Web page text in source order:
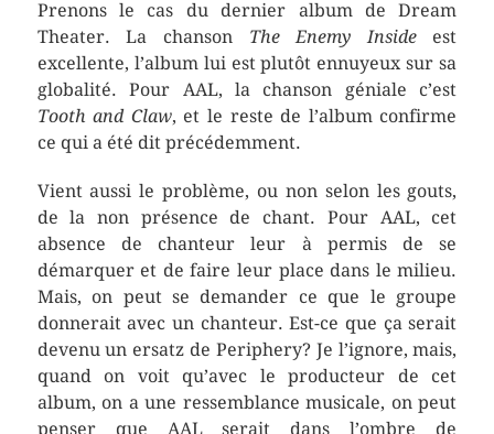
Prenons le cas du dernier album de Dream
Theater. La chanson The Enemy Insideest
excellente, l’album lui est plutôt ennuyeux sur sa
globalité. Pour AAL, la chanson géniale c’est
Tooth and Claw, et le reste de l’album confirme
ce qui a été dit précédemment.
Vient aussi le problème, ou non selon les gouts,
de la non présence de chant. Pour AAL, cet
absence de chanteur leur à permis de se
démarquer et de faire leur place dans le milieu.
Mais, on peut se demander ce que le groupe
donnerait avec un chanteur. Est-ce que ça serait
devenu un ersatz de Periphery? Je l’ignore, mais,
quand on voit qu’avec le producteur de cet
album, on a une ressemblance musicale, on peut
penser que AAL serait dans l’ombre de